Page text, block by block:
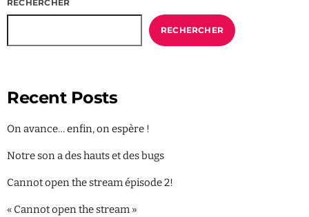
RECHERCHER
RECHERCHER
Recent Posts
On avance… enfin, on espère !
Notre son a des hauts et des bugs
Cannot open the stream épisode 2!
« Cannot open the stream »